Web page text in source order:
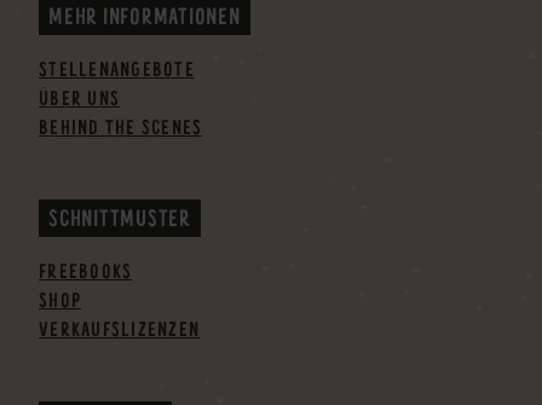
MEHR INFORMATIONEN
STELLENANGEBOTE
ÜBER UNS
BEHIND THE SCENES
SCHNITTMUSTER
FREEBOOKS
SHOP
VERKAUFSLIZENZEN